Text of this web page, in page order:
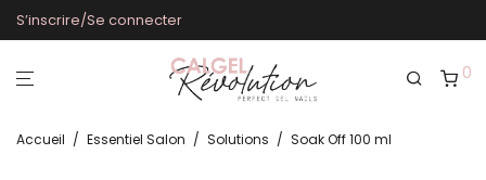
S’inscrire/Se connecter
0
Accueil / Essentiel Salon / Solutions / Soak Off 100 ml